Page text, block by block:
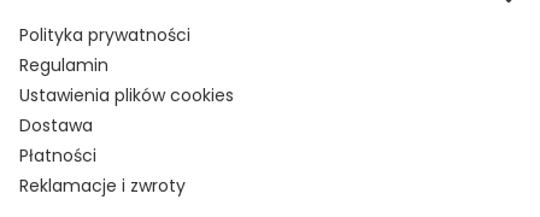
Polityka prywatności
Regulamin
Ustawienia plików cookies
Dostawa
Płatności
Reklamacje i zwroty